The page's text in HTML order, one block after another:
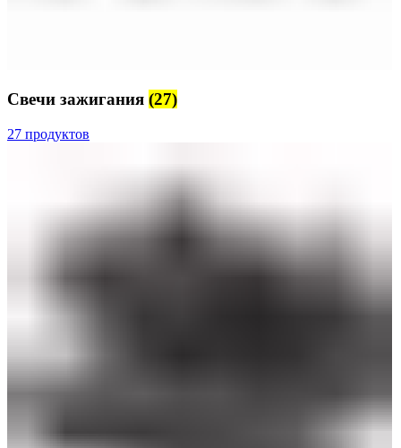
Свечи зажигания (27)
27 продуктов